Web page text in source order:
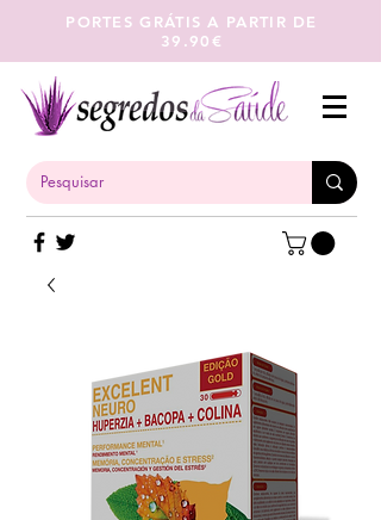
PORTES GRÁTIS A PARTIR DE
39.90€